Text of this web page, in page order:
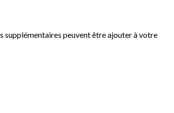
supplémentaires peuvent être ajouter à votre